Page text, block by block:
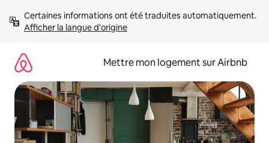
directement
Afficher la langue d'origine
Mettre mon logement sur Airbnb